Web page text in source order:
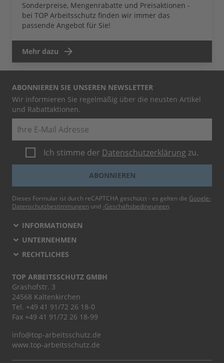
Sonderpreise, Mengenrabatte und Preisaktionen -
bei TOP Arbeitsschutz finden wir immer das
passende Angebot für Sie!
Mehr dazu
ABONNIEREN SIE UNSEREN NEWSLETTER
Wir informieren Sie regelmäßig über die neusten Artikel
und Rabattaktionen.
Ich stimme der Datenschutzerklärung zu.
ABONNIEREN
Dieses Formular ist durch reCAPTCHA geschützt - es gelten die Google-
Datenschutzbestimmungen und -Geschäftsbedingungen.
INFORMATIONEN
UNTERNEHMEN
RECHTLICHES
TOP ARBEITSSCHUTZ GMBH
Grashofstr. 3
24568 Kaltenkirchen
Tel. +49 41 91/72 26 18-0
Fax +49 41 91/72 26 18-99
info@top-arbeitsschutz.de
www.top-arbeitsschutz.de